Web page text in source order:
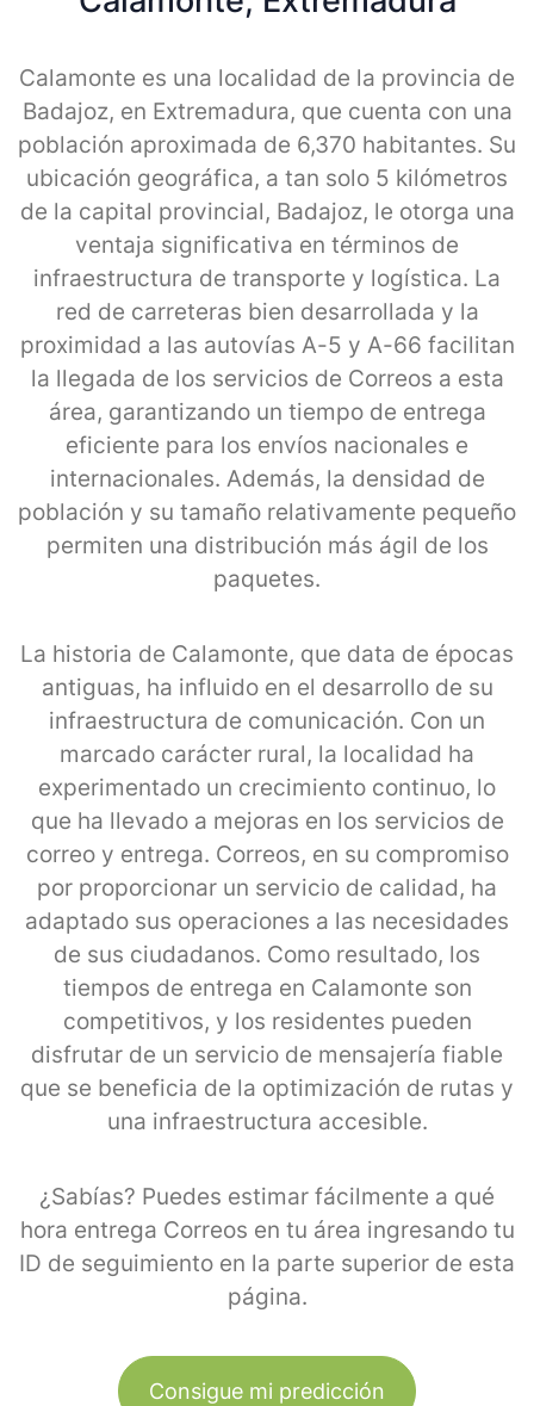
Calamonte es una localidad de la provincia de
Badajoz, en Extremadura, que cuenta con una
población aproximada de 6,370 habitantes. Su
ubicación geográfica, a tan solo 5 kilómetros
de la capital provincial, Badajoz, le otorga una
ventaja significativa en términos de
infraestructura de transporte y logística. La
red de carreteras bien desarrollada y la
proximidad a las autovías A-5 y A-66 facilitan
la llegada de los servicios de Correos a esta
área, garantizando un tiempo de entrega
eficiente para los envíos nacionales e
internacionales. Además, la densidad de
población y su tamaño relativamente pequeño
permiten una distribución más ágil de los
paquetes.
La historia de Calamonte, que data de épocas
antiguas, ha influido en el desarrollo de su
infraestructura de comunicación. Con un
marcado carácter rural, la localidad ha
experimentado un crecimiento continuo, lo
que ha llevado a mejoras en los servicios de
correo y entrega. Correos, en su compromiso
por proporcionar un servicio de calidad, ha
adaptado sus operaciones a las necesidades
de sus ciudadanos. Como resultado, los
tiempos de entrega en Calamonte son
competitivos, y los residentes pueden
disfrutar de un servicio de mensajería fiable
que se beneficia de la optimización de rutas y
una infraestructura accesible.
¿Sabías? Puedes estimar fácilmente a qué
hora entrega Correos en tu área ingresando tu
ID de seguimiento en la parte superior de esta
página.
Consigue mi predicción